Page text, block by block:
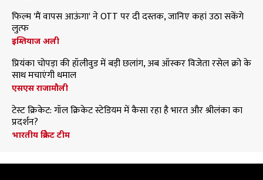
फिल्म 'मैं वापस आऊंगा' ने OTT पर दी दस्तक, जानिए कहां उठा सकेंगे
लुत्फ
इम्तियाज अली
प्रियंका चोपड़ा की हॉलीवुड में बड़ी छलांग, अब ऑस्कर विजेता रसेल क्रो के
साथ मचाएंगी धमाल
एसएस राजामौली
टेस्ट क्रिकेट: गॉल क्रिकेट स्टेडियम में कैसा रहा है भारत और श्रीलंका का
प्रदर्शन?
भारतीय क्रिकेट टीम